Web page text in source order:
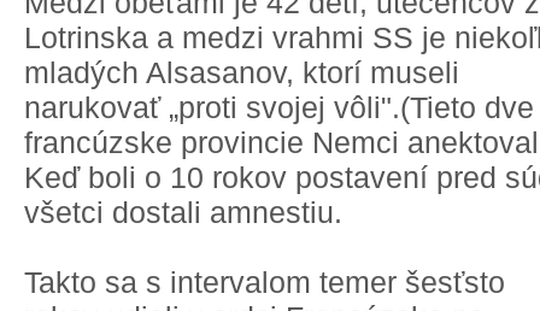
Lotrinska a medzi vrahmi SS je
mladých Alsasanov, ktorí museli
narukovať „proti svojej vôli".(Tieto dve
francúzske provincie Nemci
Keď boli o 10 rokov postavení pred
všetci dostali amnestiu.
Takto sa s intervalom temer šesťsto